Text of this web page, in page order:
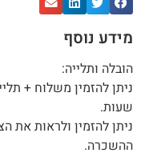
מידע נוסף
הובלה ותלייה:
שעות.
ניתן להזמין ולראות את
ההשכרה.